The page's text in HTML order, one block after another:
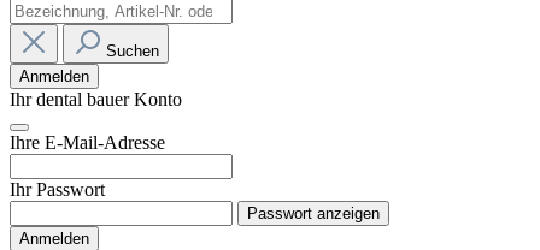
Suchen
Anmelden
Ihr dental bauer Konto
Ihre E-Mail-Adresse
Ihr Passwort
Passwort anzeigen
Anmelden